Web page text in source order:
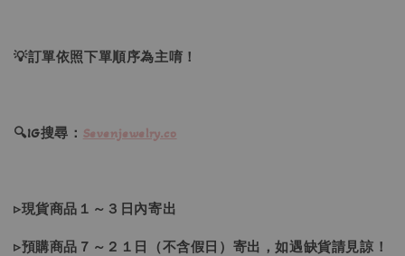
💡訂單依照下單順序為主唷！
🔍IG搜尋： Sevenjewelry.co
▹現貨商品１～３日內寄出
▹預購商品７～２１日（不含假日）寄出，如遇缺貨請見諒！